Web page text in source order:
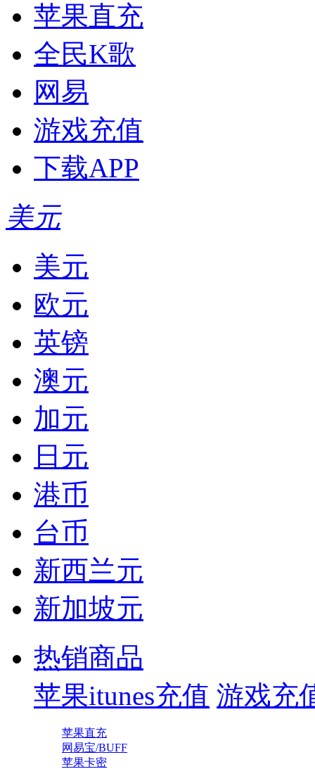
苹果直充
全民K歌
网易
游戏充值
下载APP
美元
美元
欧元
英镑
澳元
加元
日元
港币
台币
新西兰元
新加坡元
热销商品
苹果itunes充值 游戏充
苹果直充
网易宝/BUFF
苹果卡密